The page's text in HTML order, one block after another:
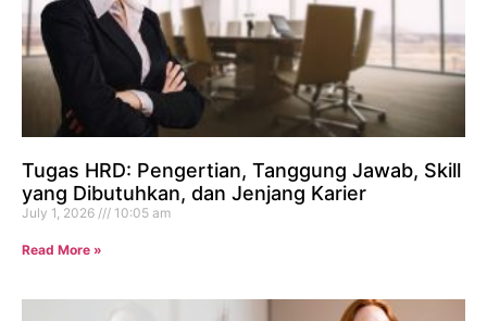
Tugas HRD: Pengertian, Tanggung Jawab, Skill
yang Dibutuhkan, dan Jenjang Karier
July 1, 2026 10:05 am
Read More »